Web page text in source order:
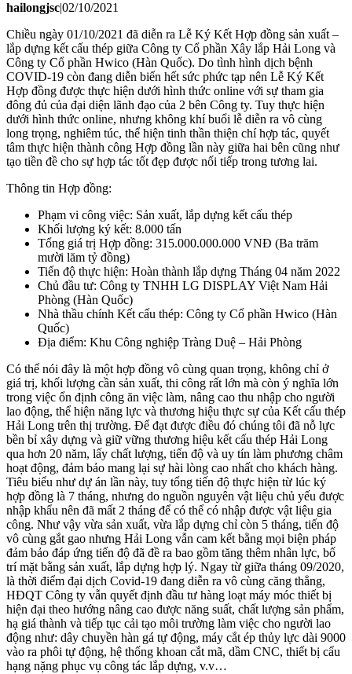
hailongjsc|02/10/2021
Chiều ngày 01/10/2021 đã diễn ra Lễ Ký Kết Hợp đồng sản xuất –
lắp dựng kết cấu thép giữa Công ty Cổ phần Xây lắp Hải Long và
Công ty Cổ phần Hwico (Hàn Quốc). Do tình hình dịch bệnh
COVID-19 còn đang diễn biến hết sức phức tạp nên Lễ Ký Kết
Hợp đồng được thực hiện dưới hình thức online với sự tham gia
đông đủ của đại diện lãnh đạo của 2 bên Công ty. Tuy thực hiện
dưới hình thức online, nhưng không khí buổi lễ diễn ra vô cùng
long trọng, nghiêm túc, thể hiện tinh thần thiện chí hợp tác, quyết
tâm thực hiện thành công Hợp đồng lần này giữa hai bên cũng như
tạo tiền đề cho sự hợp tác tốt đẹp được nối tiếp trong tương lai.
Thông tin Hợp đồng:
Phạm vi công việc: Sản xuất, lắp dựng kết cấu thép
Khối lượng ký kết: 8.000 tấn
Tổng giá trị Hợp đồng: 315.000.000.000 VNĐ (Ba trăm
mười lăm tỷ đồng)
Tiến độ thực hiện: Hoàn thành lắp dựng Tháng 04 năm 2022
Chủ đầu tư: Công ty TNHH LG DISPLAY Việt Nam Hải
Phòng (Hàn Quốc)
Nhà thầu chính Kết cấu thép: Công ty Cổ phần Hwico (Hàn
Quốc)
Địa điểm: Khu Công nghiệp Tràng Duệ – Hải Phòng
Có thể nói đây là một hợp đồng vô cùng quan trọng, không chỉ ở
giá trị, khối lượng cần sản xuất, thi công rất lớn mà còn ý nghĩa lớn
trong việc ổn định công ăn việc làm, nâng cao thu nhập cho người
lao động, thể hiện năng lực và thương hiệu thực sự của Kết cấu thép
Hải Long trên thị trường. Để đạt được điều đó chúng tôi đã nỗ lực
bền bỉ xây dựng và giữ vững thương hiệu kết cấu thép Hải Long
qua hơn 20 năm, lấy chất lượng, tiến độ và uy tín làm phương châm
hoạt động, đảm bảo mang lại sự hài lòng cao nhất cho khách hàng.
Tiêu biểu như dự án lần này, tuy tổng tiến độ thực hiện từ lúc ký
hợp đồng là 7 tháng, nhưng do nguồn nguyên vật liệu chủ yếu được
nhập khẩu nên đã mất 2 tháng để có thể có nhập được vật liệu gia
công. Như vậy vừa sản xuất, vừa lắp dựng chỉ còn 5 tháng, tiến độ
vô cùng gắt gao nhưng Hải Long vẫn cam kết bằng mọi biện pháp
đảm bảo đáp ứng tiến độ đã đề ra bao gồm tăng thêm nhân lực, bố
trí mặt bằng sản xuất, lắp dựng hợp lý. Ngay từ giữa tháng 09/2020,
là thời điểm đại dịch Covid-19 đang diễn ra vô cùng căng thẳng,
HĐQT Công ty vẫn quyết định đầu tư hàng loạt máy móc thiết bị
hiện đại theo hướng nâng cao được năng suất, chất lượng sản phẩm,
hạ giá thành và tiếp tục cải tạo môi trường làm việc cho người lao
động như: dây chuyền hàn gá tự động, máy cắt ép thủy lực dài 9000
vào ra phôi tự động, hệ thống khoan cắt mã, dầm CNC, thiết bị cẩu
hạng nặng phục vụ công tác lắp dựng, v.v…